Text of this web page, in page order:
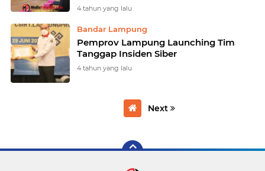
4 tahun yang lalu
Bandar Lampung
Pemprov Lampung Launching Tim
Tanggap Insiden Siber
4 tahun yang lalu
Next